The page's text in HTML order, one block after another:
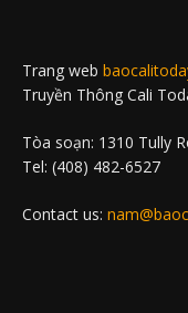
Trang web
Truyền Thông Cali
Tòa soạn: 1310 Tully
Tel: (408) 482-6527
Contact us: